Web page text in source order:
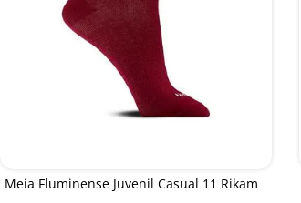
Meia Fluminense Juvenil Casual 11 Rikam